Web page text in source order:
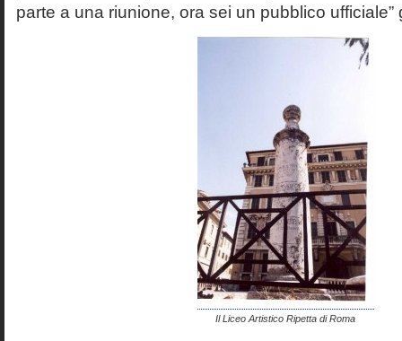
parte a una riunione, ora sei un pubblico ufficiale”
Il Liceo Artistico Ripetta di Roma